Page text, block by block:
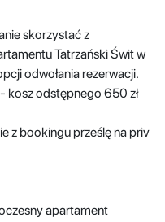
skorzystać z
Tatrzański Świt w
odwołania rezerwacji.
kosz odstępnego 650 zł
z bookingu prześlę na priv
apartament